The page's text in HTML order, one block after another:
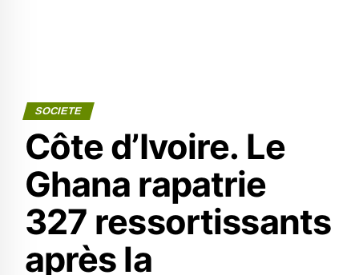
SOCIETE
Côte d’Ivoire. Le
Ghana rapatrie
327 ressortissants
après la